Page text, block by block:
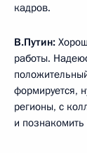
кадров.
В.Путин:
работы.
формируется,
регионы, с
и познакомить